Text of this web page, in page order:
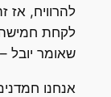
להרוויח, אז
לקחת חמישה
שאומר יובל
אנחנו